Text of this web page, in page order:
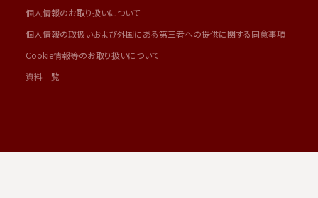
個人情報のお取り扱いについて
個人情報の取扱いおよび外国にある第三者への提供に関する同意事項
Cookie情報等のお取り扱いについて
資料一覧